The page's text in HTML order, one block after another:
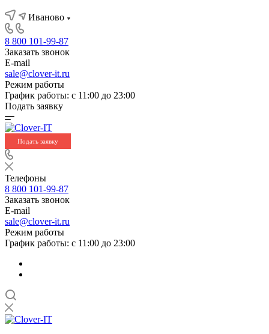
Иваново
8 800 101-99-87
Заказать звонок
E-mail
sale@clover-it.ru
Режим работы
График работы: с 11:00 до 23:00
Подать заявку
Подать заявку
Телефоны
8 800 101-99-87
Заказать звонок
E-mail
sale@clover-it.ru
Режим работы
График работы: с 11:00 до 23:00